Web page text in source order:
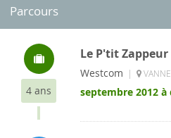
Parcours
4 ans
Le P'tit Zappeur
Westcom |
septembre 2012 à